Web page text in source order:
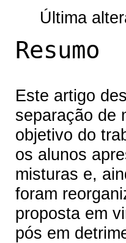
Última
Resumo
Este artigo
separação de
objetivo do
os alunos
misturas e,
foram
proposta em
pós em